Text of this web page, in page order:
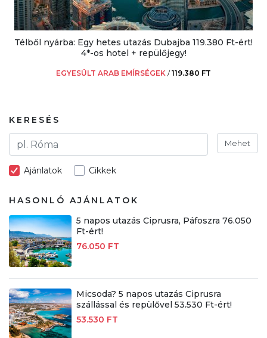
Télből nyárba: Egy hetes utazás Dubajba 119.380 Ft-ért!
4*-os hotel + repülőjegy!
EGYESÜLT ARAB EMÍRSÉGEK /119.380 FT
KERESÉS
Mehet
Ajánlatok Cikkek
HASONLÓ AJÁNLATOK
5 napos utazás Ciprusra, Páfoszra 76.050
Ft-ért!
76.050 FT
Micsoda? 5 napos utazás Ciprusra
szállással és repülővel 53.530 Ft-ért!
53.530 FT